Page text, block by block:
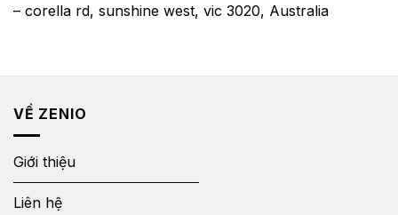
– corella rd, sunshine west, vic 3020, Australia
VỀ ZENIO
Giới thiệu
Liên hệ